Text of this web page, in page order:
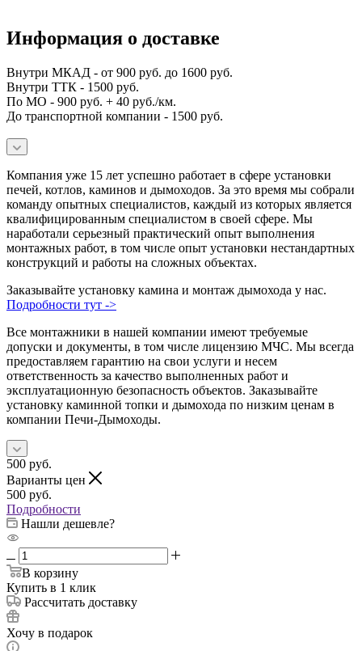
Информация о доставке
Внутри МКАД - от 900 руб. до 1600 руб.
Внутри ТТК - 1500 руб.
По МО - 900 руб. + 40 руб./км.
До транспортной компании - 1500 руб.
Компания уже 15 лет успешно работает в сфере установки
печей, котлов, каминов и дымоходов. За это время мы собрали
команду опытных специалистов, каждый из которых является
квалифицированным специалистом в своей сфере. Мы
наработали серьезный практический опыт выполнения
монтажных работ, в том числе опыт установки нестандартных
конструкций и работы на сложных объектах.
Заказывайте установку камина и монтаж дымохода у нас.
Подробности тут ->
Все монтажники в нашей компании имеют требуемые
допуски и документы, в том числе лицензию МЧС. Мы всегда
предоставляем гарантию на свои услуги и несем
ответственность за качество выполненных работ и
эксплуатационную безопасность объектов. Заказывайте
установку каминной топки и дымохода по низким ценам в
компании Печи-Дымоходы.
500 руб.
Варианты цен
500 руб.
Подробности
Нашли дешевле?
В корзину
Купить в 1 клик
Рассчитать доставку
Хочу в подарок